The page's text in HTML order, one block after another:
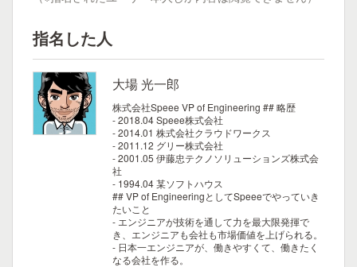
指名した人
大場 光一郎
株式会社Speee VP of Engineering ## 略歴
- 2018.04 Speee株式会社
- 2014.01 株式会社クラウドワークス
- 2011.12 グリー株式会社
- 2001.05 伊藤忠テクノソリューションズ株式会
社
- 1994.04 某ソフトハウス
## VP of EngineeringとしてSpeeeでやっていき
たいこと
- エンジニアが技術を通して力を最大限発揮で
き、エンジニアも会社も市場価値を上げられる。
- 日本一エンジニアが、働きやすくて、働きたく
なる会社を作る。